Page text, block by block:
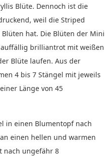
Blüte. Dennoch ist die
weil die Striped
hat. Die Blüten der Mini
brilliantrot mit weißen
Blüte laufen. Aus der
4 bis 7 Stängel mit jeweils
Länge von 45
in einen Blumentopf nach
einen hellen und warmen
nach ungefähr 8